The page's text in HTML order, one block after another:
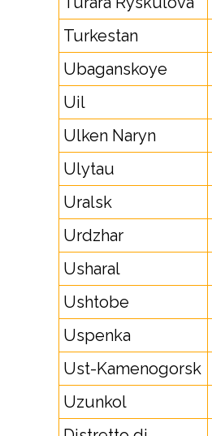
Turkestan
Ubaganskoye
Uil
Ulken Naryn
Ulytau
Uralsk
Urdzhar
Usharal
Ushtobe
Uspenka
Ust-Kamenogorsk
Uzunkol